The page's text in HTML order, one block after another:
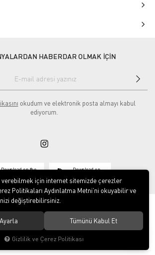
HABERDAR OLMAK İÇİN
okudum ve elektronik posta almayı kabul
ediyorum.
Download on the Download on
San ve Tic Ltd Şti . Tüm hakları saklıdır.
verebilmek için internet sitemizde çerezler
Politikaları Aydınlatma Metni’ni okuyabilir ve
değiştirebilirsiniz.
Tümünü Kabul Et
Gizlilik ve Çerez Politikası